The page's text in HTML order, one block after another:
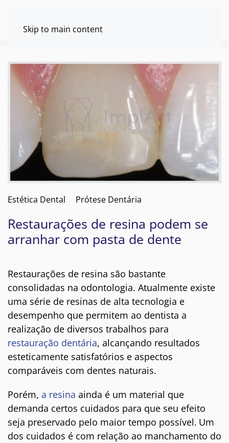
Skip to main content
Estética Dental Prótese Dentária
Restaurações de resina podem se
arranhar com pasta de dente
Restaurações de resina são bastante
consolidadas na odontologia. Atualmente existe
uma série de resinas de alta tecnologia e
desempenho que permitem ao dentista a
realização de diversos trabalhos para
restauração dentária, alcançando resultados
esteticamente satisfatórios e aspectos
comparáveis com dentes naturais.
Porém, a resina ainda é um material que
demanda certos cuidados para que seu efeito
seja preservado pelo maior tempo possível. Um
dos cuidados é com relação ao manchamento do